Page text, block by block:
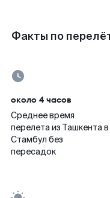
Факты по
около 4 часов
Среднее время
перелета из Ташкента в
Стамбул без
пересадок